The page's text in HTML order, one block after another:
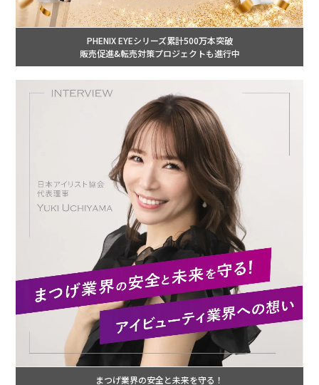
PHENIX EYEシリーズ累計500万本突破
販売促進&転売対策プロジェクトも進行中
まつげ業界の安全と未来を守る！